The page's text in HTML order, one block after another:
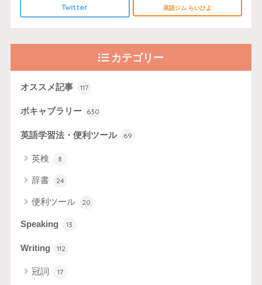
Twitter 英語ジム らいひよ
カテゴリー
オススメ記事 117
ボキャブラリー 630
英語学習法・便利ツール 69
英検 8
辞書 24
便利ツール 20
Speaking 13
Writing 112
冠詞 17